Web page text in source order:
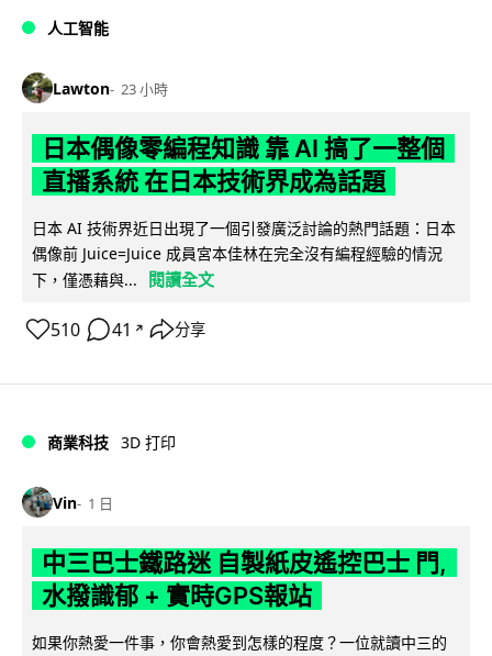
人工智能
Lawton 23 小時
日本偶像零編程知識 靠 AI 搞了一整個
直播系統 在日本技術界成為話題
日本 AI 技術界近日出現了一個引發廣泛討論的熱門話題：日本
偶像前 Juice=Juice 成員宮本佳林在完全沒有編程經驗的情況
下，僅憑藉與...
閱讀全文
510 41 ↗ 分享
商業科技 3D 打印
Vin 1 日
中三巴士鐵路迷 自製紙皮遙控巴士 門,
水撥識郁 + 實時GPS報站
如果你熱愛一件事，你會熱愛到怎樣的程度？一位就讀中三的